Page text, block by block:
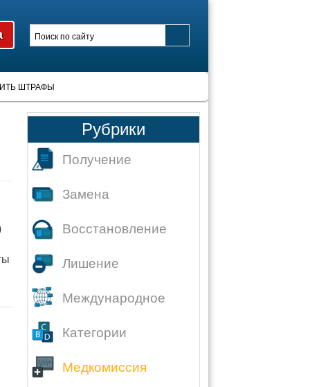
ШТРАФЫ
Рубрики
Получение
Замена
Восстановление
Лишение
Международное
Категории
Медкомиссия